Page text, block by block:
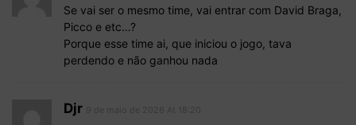
Se vai ser o mesmo time, vai entrar com David Braga,
Picco e etc…?
Porque esse time ai, que iniciou o jogo, tava
perdendo e não ganhou nada
Djr